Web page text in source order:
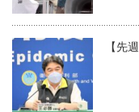
【先